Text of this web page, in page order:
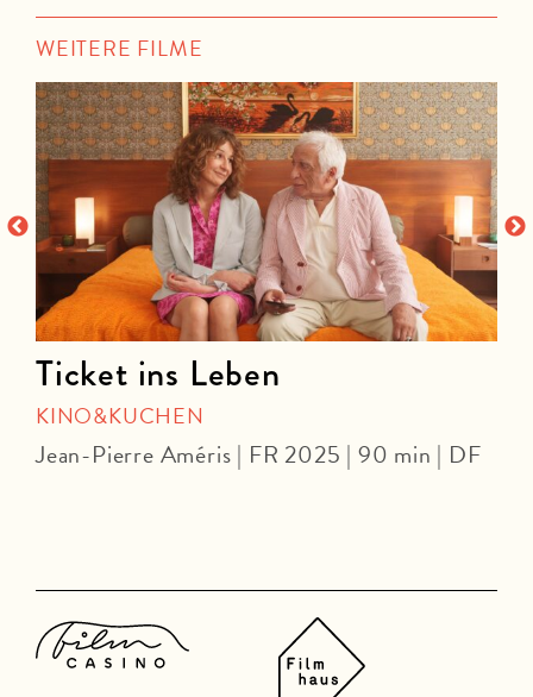
WEITERE FILME
Ticket ins Leben
KINO&KUCHEN
Jean-Pierre Améris | FR 2025 | 90 min | DF